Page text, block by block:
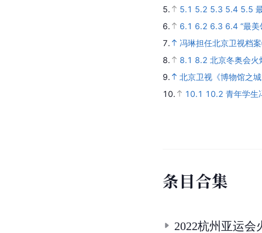
5.
5.1 5.2 5.3 5.4 5.5
6.
6.1 6.2 6.3 6.4 “最
7.
冯琳担任北京卫视档
8.
8.1 8.2 北京冬奥会火
9.
北京卫视《博物馆之
10.
10.1 10.2 青年学生
条目合集
2022杭州亚运会